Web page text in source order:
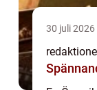
30 juli 2026